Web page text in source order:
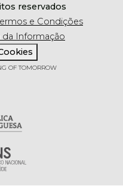
reservados
e Condições
da Informação
OF TOMORROW